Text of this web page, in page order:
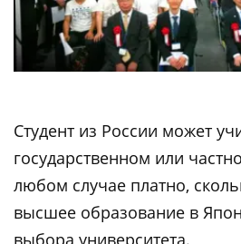
Студент из России может
государственном или
любом случае платно,
высшее образование в
выбора университета.